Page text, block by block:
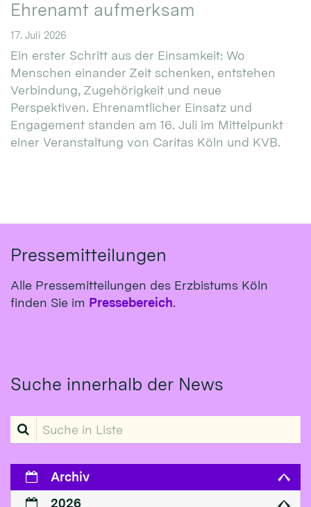
Ehrenamt aufmerksam
17. Juli 2026
Ein erster Schritt aus der Einsamkeit: Wo
Menschen einander Zeit schenken, entstehen
Verbindung, Zugehörigkeit und neue
Perspektiven. Ehrenamtlicher Einsatz und
Engagement standen am 16. Juli im Mittelpunkt
einer Veranstaltung von Caritas Köln und KVB.
Pressemitteilungen
Alle Pressemitteilungen des Erzbistums Köln
finden Sie im Pressebereich.
Suche innerhalb der News
Suche in Liste
Archiv
2026